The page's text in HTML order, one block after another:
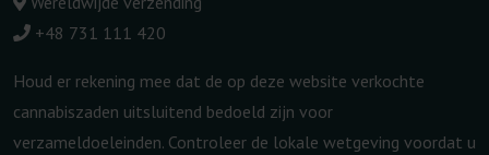
+48 731 111 420
Houd er rekening mee dat de op deze website verkochte
cannabiszaden uitsluitend bedoeld zijn voor
verzameldoeleinden. Controleer de lokale wetgeving voordat u